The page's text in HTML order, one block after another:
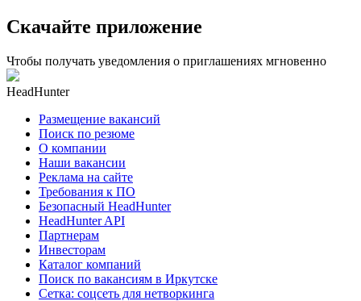
Скачайте приложение
Чтобы получать уведомления о приглашениях мгновенно
HeadHunter
Размещение вакансий
Поиск по резюме
О компании
Наши вакансии
Реклама на сайте
Требования к ПО
Безопасный HeadHunter
HeadHunter API
Партнерам
Инвесторам
Каталог компаний
Поиск по вакансиям в Иркутске
Сетка: соцсеть для нетворкинга